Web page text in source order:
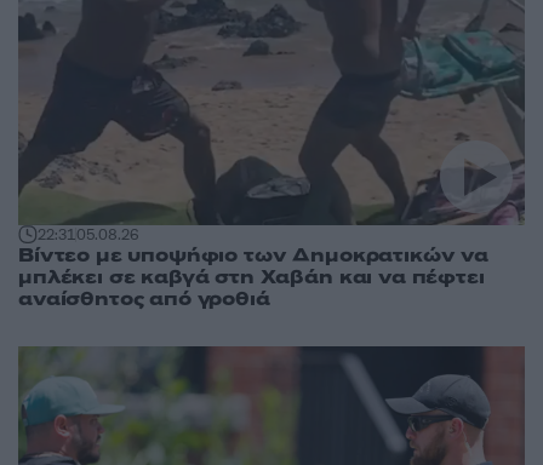
22:3105.08.26
Βίντεο με υποψήφιο των Δημοκρατικών να
μπλέκει σε καβγά στη Χαβάη και να πέφτει
αναίσθητος από γροθιά